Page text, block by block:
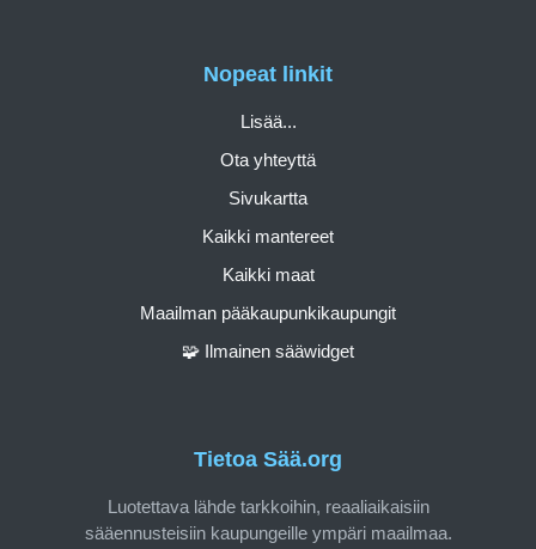
Tietoa Sää.org
Luotettava lähde tarkkoihin, reaaliaikaisiin
sääennusteisiin kaupungeille ympäri maailmaa.
Nopeat linkit
Lisää...
Ota yhteyttä
Sivukartta
Kaikki mantereet
Kaikki maat
Maailman pääkaupunkikaupungit
🧩 Ilmainen sääwidget